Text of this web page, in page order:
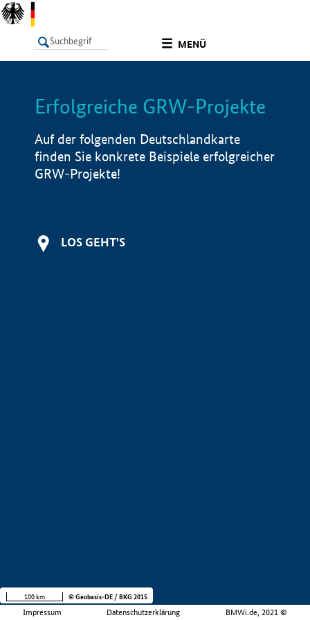
MENÜ
LISTE Info
Erfolgreiche GRW-Projekte
Auf der folgenden Deutschlandkarte
finden Sie konkrete Beispiele erfolgreicher
GRW-Projekte!
LOS GEHT'S
Impressum Datenschutzerklärung BMWi.de, 2021 ©
100 km © Geobasis-DE / BKG 2015